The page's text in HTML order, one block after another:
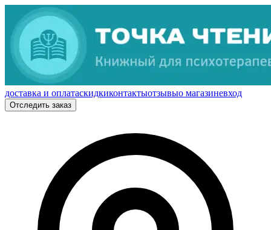
доставка и оплатаскидкиконтактыотзывыо магазиневход
Отследить заказ